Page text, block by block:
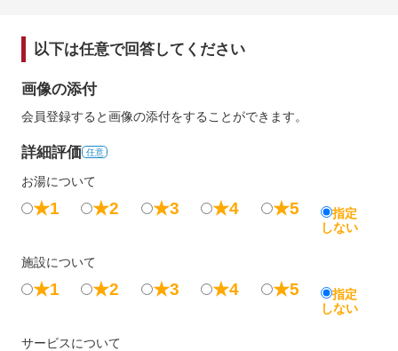
以下は任意で回答してください
画像の添付
会員登録すると画像の添付をすることができます。
詳細評価 任意
お湯について
★1 ★2 ★3 ★4 ★5
指定
しない
施設について
★1 ★2 ★3 ★4 ★5
指定
しない
サービスについて